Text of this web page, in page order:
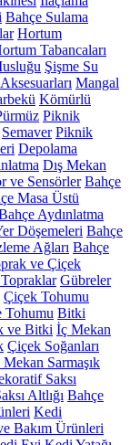
Bahçe Sulama
Hortum
Tabancaları
Şişme Su
Mangal
Kömürlü
Piknik
Semaver Piknik
Depolama
Dış Mekan
ve Sensörler Bahçe
Masa Üstü
Aydınlatma
Döşemeleri Bahçe
Ağları Bahçe
ve Çiçek
Gübreler
Çiçek Tohumu
Tohumu Bitki
ve Bitki İç Mekan
Çiçek Soğanları
Mekan Sarmaşık
Saksı
Altlığı Bahçe
Kedi
Bakım Ürünleri